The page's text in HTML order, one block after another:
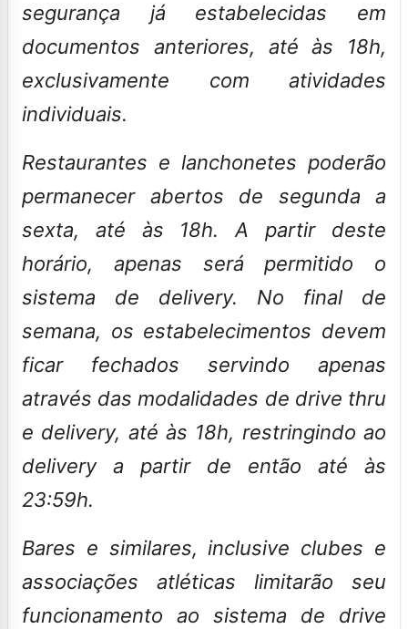
segurança já estabelecidas em
documentos anteriores, até às 18h,
exclusivamente com atividades
individuais.
Restaurantes e lanchonetes poderão
permanecer abertos de segunda a
sexta, até às 18h. A partir deste
horário, apenas será permitido o
sistema de delivery. No final de
semana, os estabelecimentos devem
ficar fechados servindo apenas
através das modalidades de drive thru
e delivery, até às 18h, restringindo ao
delivery a partir de então até às
23:59h.
Bares e similares, inclusive clubes e
associações atléticas limitarão seu
funcionamento ao sistema de drive